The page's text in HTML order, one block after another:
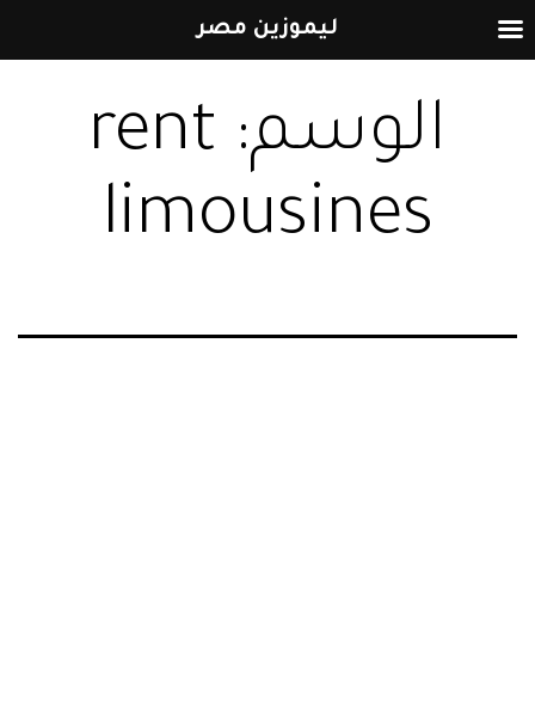
إلى
المحتوىالوسم: rent
limousines
ليموزين مصر